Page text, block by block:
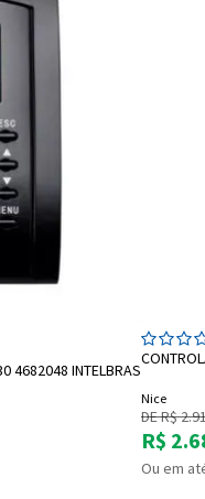
4682048 INTELBRAS
Nice
DE R$
R$
Ou em